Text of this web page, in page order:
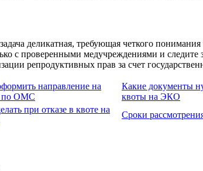
деликатная, требующая четкого понимания
с проверенными медучреждениями и
репродуктивных прав за счет
направление на
ОМС
Какие документы
квоты на ЭКО
при отказе в квоте на
Сроки